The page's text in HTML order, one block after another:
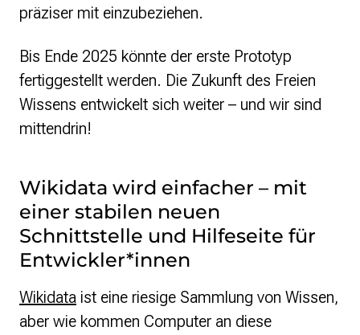
präziser mit einzubeziehen.
Bis Ende 2025 könnte der erste Prototyp
fertiggestellt werden. Die Zukunft des Freien
Wissens entwickelt sich weiter – und wir sind
mittendrin!
Wikidata wird einfacher – mit
einer stabilen neuen
Schnittstelle und Hilfeseite für
Entwickler*innen
Wikidata ist eine riesige Sammlung von Wissen,
aber wie kommen Computer an diese